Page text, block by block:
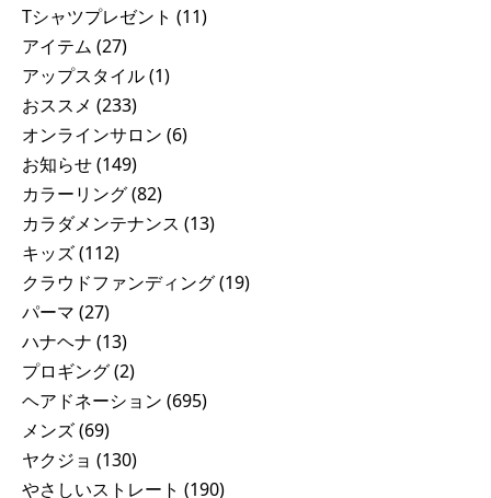
Tシャツプレゼント (11)
アイテム (27)
アップスタイル(1)
おススメ (233)
オンラインサロン (6)
お知らせ(149)
カラーリング(82)
カラダメンテナンス (13)
キッズ(112)
クラウドファンディング(19)
パーマ (27)
ハナヘナ (13)
プロギング(2)
ヘアドネーション (695)
メンズ(69)
ヤクジョ (130)
やさしいストレート (190)